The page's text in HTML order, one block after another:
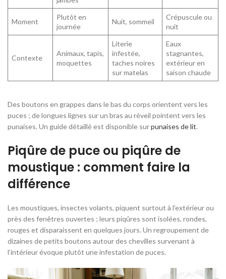
Moment
Plutôt en
journée
Nuit, sommeil
Crépuscule ou
nuit
Contexte
Animaux, tapis,
moquettes
Literie
infestée,
taches noires
sur matelas
Eaux
stagnantes,
extérieur en
saison chaude
Des boutons en grappes dans le bas du corps orientent vers les
puces ; de longues lignes sur un bras au réveil pointent vers les
punaises. Un guide détaillé est disponible surpunaises de lit.
Piqûre de puce ou piqûre de
moustique : comment faire la
différence
Les moustiques, insectes volants, piquent surtout à l’extérieur ou
près des fenêtres ouvertes ; leurs piqûres sont isolées, rondes,
rouges et disparaissent en quelques jours. Un regroupement de
dizaines de petits boutons autour des chevilles survenant à
l’intérieur évoque plutôt une infestation de puces.